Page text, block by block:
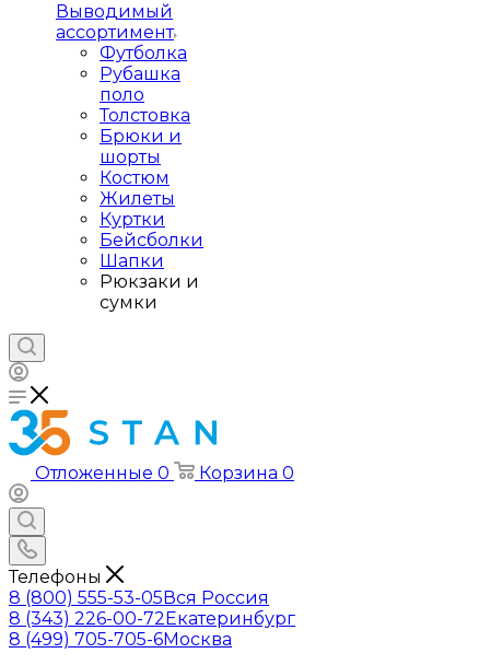
Выводимый
ассортимент
Футболка
Рубашка
поло
Толстовка
Брюки и
шорты
Костюм
Жилеты
Куртки
Бейсболки
Шапки
Рюкзаки и
сумки
Отложенные 0 Корзина 0
Телефоны
8 (800) 555-53-05Вся Россия
8 (343) 226-00-72Екатеринбург
8 (499) 705-705-6Москва